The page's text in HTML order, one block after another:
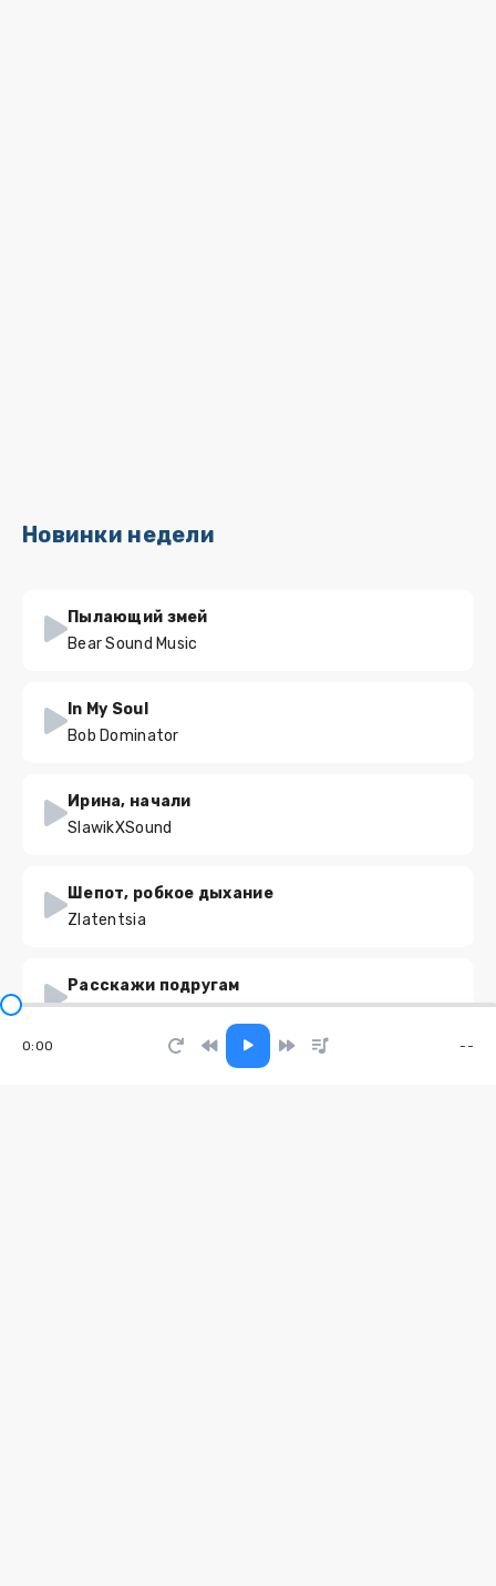
Новинки недели
Пылающий змей
Bear Sound Music
In My Soul
Bob Dominator
Ирина, начали
SlawikXSound
Шепот, робкое дыхание
Zlatentsia
Расскажи подругам
NUGZAR
0:00 --